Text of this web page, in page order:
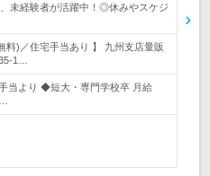
未経験者が活躍中！◎休みやスケジ
料)／住宅手当あり 】 九州支店量販
1…
当より ◆短大・専門学校卒 月給